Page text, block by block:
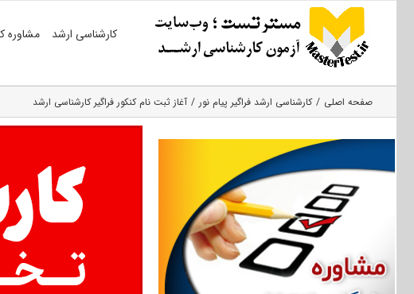
کارشناسی ارشد مشاوره
صفحه اصلی کارشناسی ارشد فراگیر پیام نور آغاز ثبت نام کنکور فراگیر کارشناسی ارشد